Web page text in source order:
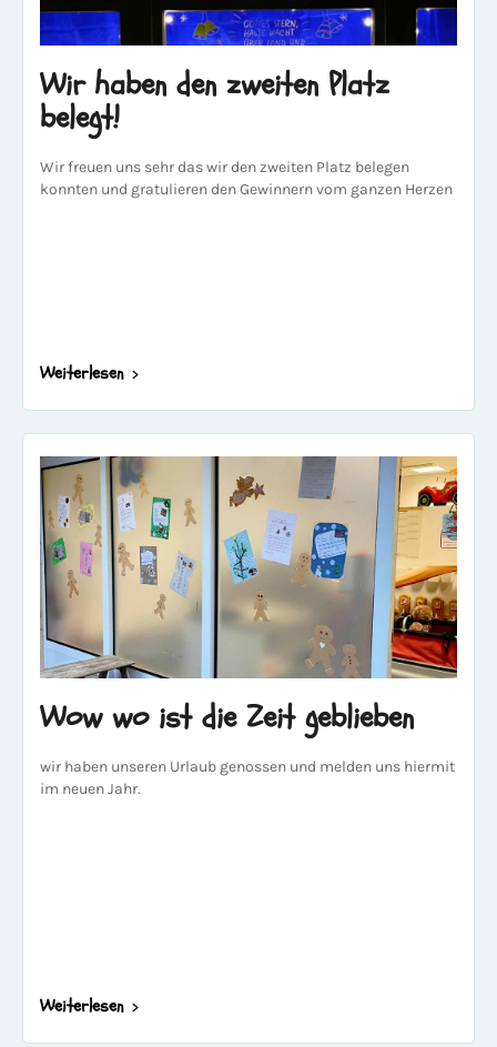
Wir haben den zweiten Platz
belegt!
Wir freuen uns sehr das wir den zweiten Platz belegen
konnten und gratulieren den Gewinnern vom ganzen Herzen
Weiterlesen
Wow wo ist die Zeit geblieben
wir haben unseren Urlaub genossen und melden uns hiermit
im neuen Jahr.
Weiterlesen